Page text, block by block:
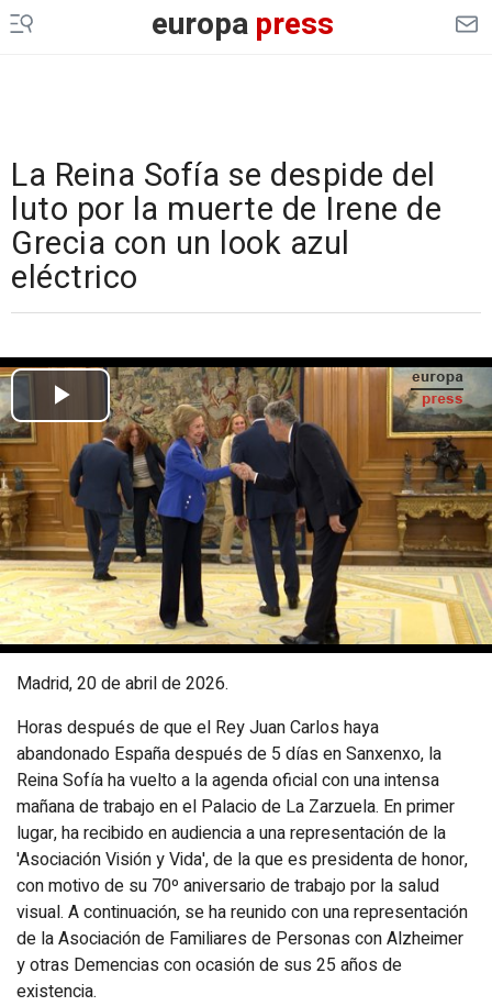
europapress
La Reina Sofía se despide del
luto por la muerte de Irene de
Grecia con un look azul
eléctrico
Madrid, 20 de abril de 2026.
Horas después de que el Rey Juan Carlos haya
abandonado España después de 5 días en Sanxenxo, la
Reina Sofía ha vuelto a la agenda oficial con una intensa
mañana de trabajo en el Palacio de La Zarzuela. En primer
lugar, ha recibido en audiencia a una representación de la
'Asociación Visión y Vida', de la que es presidenta de honor,
con motivo de su 70º aniversario de trabajo por la salud
visual. A continuación, se ha reunido con una representación
de la Asociación de Familiares de Personas con Alzheimer
y otras Demencias con ocasión de sus 25 años de
existencia.